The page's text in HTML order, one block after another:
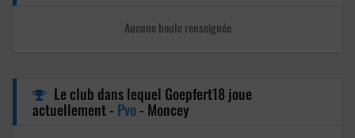
Aucune boule renseignée
Le club dans lequel Goepfert18 joue
actuellement - Pvo- Moncey